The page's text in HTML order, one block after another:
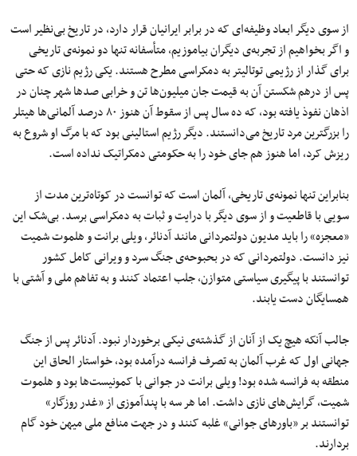
از سوی دیگر ابعاد وظیفه‌ای که در برابر ایرانیان قرار دارد، در تاریخ بی‌نظیر است
و اگر بخواهیم از تجربه‌ی دیگران بیاموزیم، متأسفانه تنها دو نمونه‌ی تاریخی
برای گذار از رژیمی‌ توتالیتر به دمکراسی مطرح هستند. یکی رژیم نازی که حتی
پس از درهم شکستن آن به قیمت جان میلیون‌ها تن و خرابی صدها شهر چنان در
اذهان نفوذ یافته بود، که ده سال پس از سقوط آن هنوز ۸۰ درصد آلمانی‌ها هیتلر
را بزرگترین مرد تاریخ می‌دانستند. دیگر رژیم استالینی بود که با مرگ او شروع به
ریزش کرد، اما هنوز هم جای خود را به حکومتی دمکراتیک نداده است.
بنابراین تنها نمونه‌ی تاریخی، آلمان است که توانست در کوتاه‌ترین مدت از
سویی با قاطعیت و از سوی دیگر با درایت و ثبات به دمکراسی برسد. بی‌شک این
«معجزه» را باید مدیون دولتمردانی مانند آدنائر، ویلی برانت و هلموت شمیت
نیز دانست. دولتمردانی که در بحبوحه‌ی جنگ سرد و ویرانی کامل کشور
توانستند با پیگیری سیاستی متوازن، جلب اعتماد کنند و به تفاهم ملی و آشتی با
همسایگان دست یابند.
جالب آنکه هیچ یک از آنان از گذشته‌ی نیکی برخوردار نبود. آدنائر پس از جنگ
جهانی اول که غرب آلمان به تصرف فرانسه درآمده بود، خواستار الحاق این
منطقه به فرانسه شده بود! ویلی برانت در جوانی با کمونیست‌ها بود و هلموت
شمیت، گرایش‌های نازی داشت. اما هر سه با پندآموزی از «غدر روزگار»
توانستند بر «باورهای جوانی» غلبه کنند و در جهت منافع ملی میهن خود گام
بردارند.